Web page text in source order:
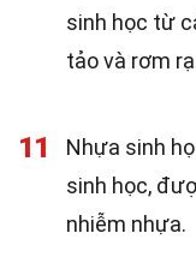
sinh học từ
tảo và rơm
11
Nhựa sinh
sinh học,
nhiễm nhựa.